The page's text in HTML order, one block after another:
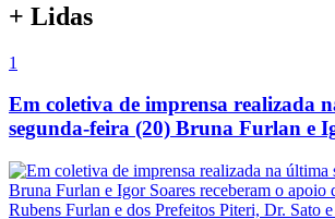
+ Lidas
1
Em coletiva de imprensa realizada
segunda-feira (20) Bruna Furlan e